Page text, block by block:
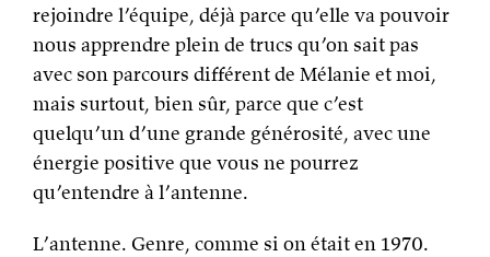
rejoindre l’équipe, déjà parce qu’elle va pouvoir
nous apprendre plein de trucs qu’on sait pas
avec son parcours différent de Mélanie et moi,
mais surtout, bien sûr, parce que c’est
quelqu’un d’une grande générosité, avec une
énergie positive que vous ne pourrez
qu’entendre à l’antenne.
L’antenne. Genre, comme si on était en 1970.